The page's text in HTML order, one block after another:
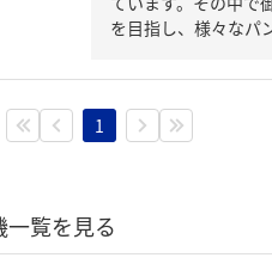
を目指し、様々なパ
1
覧を見る